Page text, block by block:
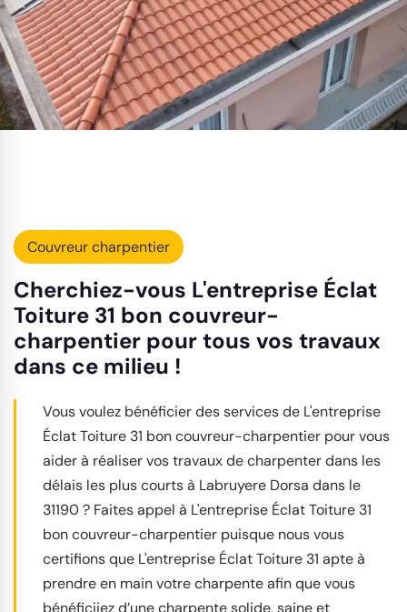
Couvreur charpentier
Cherchiez-vous L'entreprise Éclat
Toiture 31 bon couvreur-
charpentier pour tous vos travaux
dans ce milieu !
Vous voulez bénéficier des services de L'entreprise
Éclat Toiture 31 bon couvreur-charpentier pour vous
aider à réaliser vos travaux de charpenter dans les
délais les plus courts à Labruyere Dorsa dans le
31190 ? Faites appel à L'entreprise Éclat Toiture 31
bon couvreur-charpentier puisque nous vous
certifions que L'entreprise Éclat Toiture 31 apte à
prendre en main votre charpente afin que vous
bénéficiiez d’une charpente solide, saine et